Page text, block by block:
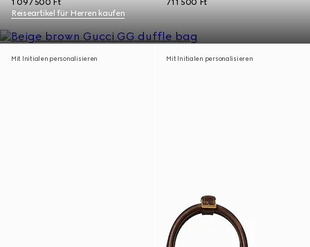
1 097 500 Ft
711 500 Ft
Reiseartikel für Herren kaufen
Mit Initialen personalisieren Mit Initialen personalisieren